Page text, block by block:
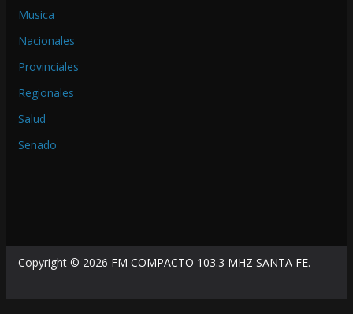
Musica
Nacionales
Provinciales
Regionales
Salud
Senado
Copyright © 2026 FM COMPACTO 103.3 MHZ SANTA FE.